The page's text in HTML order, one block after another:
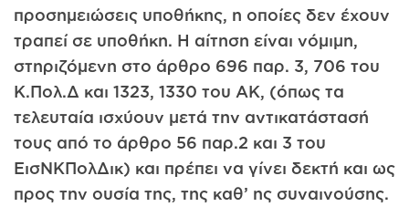
προσημειώσεις υποθήκης, η οποίες δεν έχουν
τραπεί σε υποθήκη. Η αίτηση είναι νόμιμη,
στηριζόμενη στο άρθρο 696 παρ. 3, 706 του
Κ.Πολ.Δ και 1323, 1330 του ΑΚ, (όπως τα
τελευταία ισχύουν μετά την αντικατάστασή
τους από το άρθρο 56 παρ.2 και 3 του
ΕισΝΚΠολΔικ) και πρέπει να γίνει δεκτή και ως
προς την ουσία της, της καθ’ ης συναινούσης.